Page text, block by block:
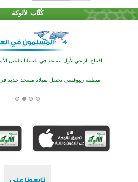
كُتَّاب الألوكة
تيسليتش تختتم برنامجا تعليميا لتعزيز القيم وبناء
اختتام منافسات قرآنية متميزة في بنغلاديش بمشاركة
افتتاح تاريخي لأول مسجد في بلييفليا بالجبل
منطقة ريبوفسي تحتفل بميلاد مسجد جديد في
أكبر مشروع إسلامي في ريف أستراليا يفتتح أبوابه
اختتام الدورة التاسعة لمسابقة حفظ وتلاوة